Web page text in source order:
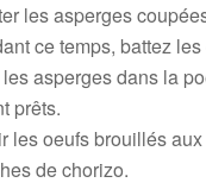
les asperges
ce temps, battez
asperges dans la
prêts.
les oeufs brouillés
de chorizo.